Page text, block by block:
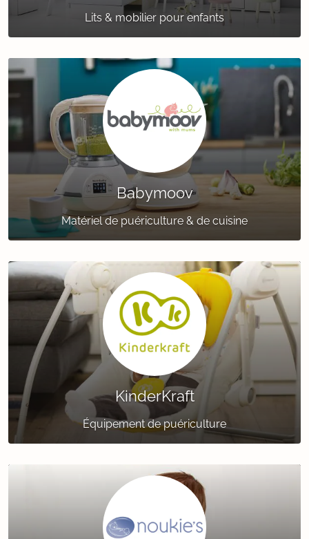
Lits & mobilier pour enfants
Babymoov
Matériel de puériculture & de cuisine
KinderKraft
Équipement de puériculture